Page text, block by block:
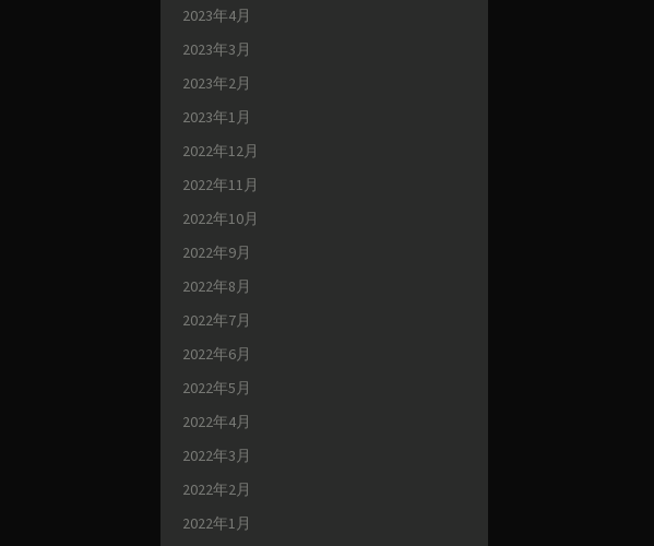
2023年4月
2023年3月
2023年2月
2023年1月
2022年12月
2022年11月
2022年10月
2022年9月
2022年8月
2022年7月
2022年6月
2022年5月
2022年4月
2022年3月
2022年2月
2022年1月